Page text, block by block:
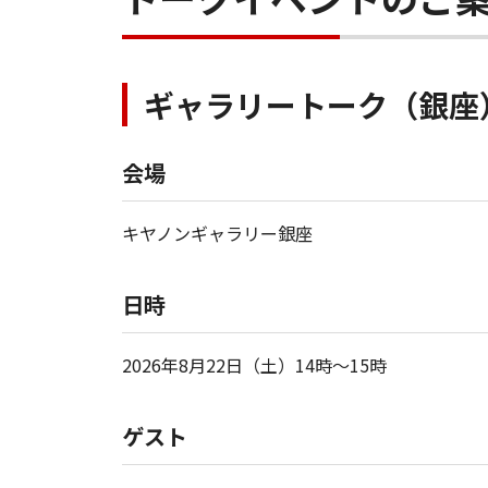
ギャラリートーク（銀座
会場
キヤノンギャラリー銀座
日時
2026年8月22日（土）14時～15時
ゲスト